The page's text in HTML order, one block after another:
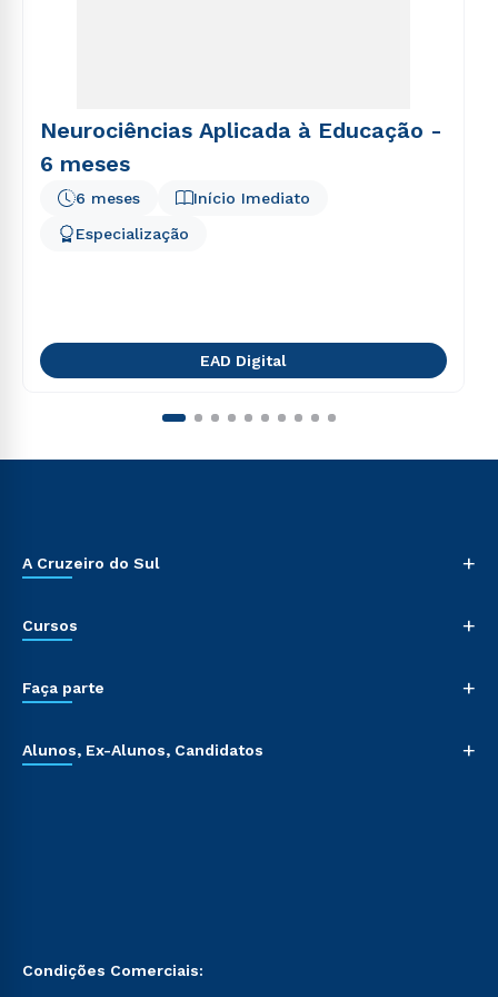
Neurociências Aplicada à Educação -
6 meses
Início Imediato
6 meses
Especialização
EAD Digital
A Cruzeiro do Sul +
Cursos +
Faça parte +
Alunos, Ex-Alunos, Candidatos +
Condições Comerciais: